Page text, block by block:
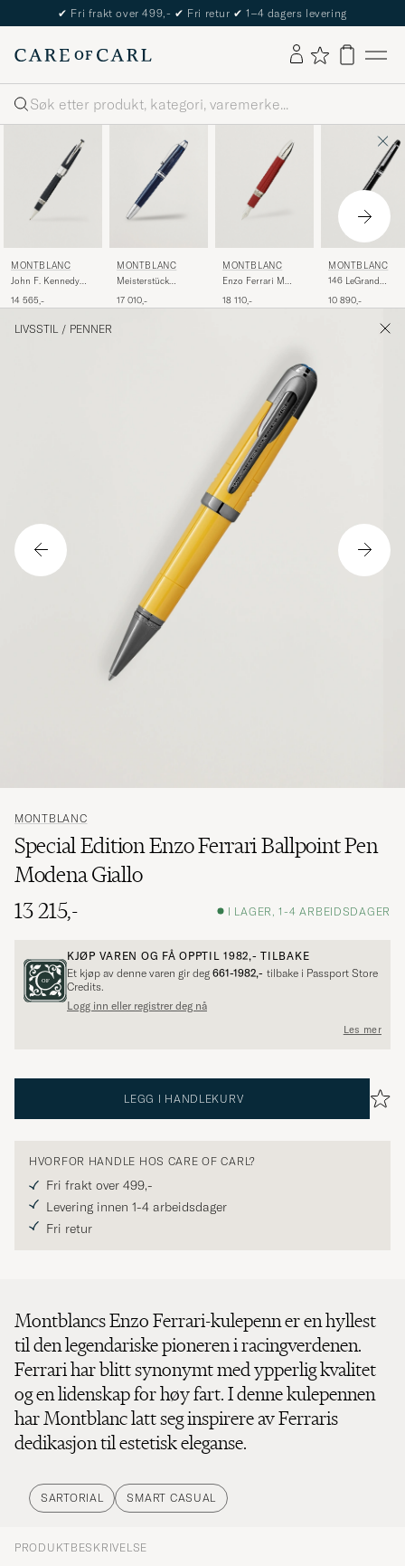
✔ Fri frakt over 499,- ✔ Fri retur ✔ 1–4 dagers levering
Søk
MONTBLANC
John F. Kennedy
Rollerball Blue
14 565,-
MONTBLANC
Meisterstück
LeGrand F Blue
17 010,-
MONTBLANC
Enzo Ferrari M
18 110,-
MONTBLANC
146 LeGrand
Fountain Pen
10 890,-
LIVSSTIL / PENNER
MONTBLANC
Special Edition Enzo Ferrari Ballpoint Pen
Modena Giallo
13 215,-
I LAGER, 1-4 ARBEIDSDAGER
KJØP VAREN OG FÅ OPPTIL1982,- TILBAKE
Et kjøp av denne varen gir deg 661-1982,- tilbake i Passport Store
Credits.
Logg inn eller registrer deg nå
Les mer
LEGG I HANDLEKURV
HVORFOR HANDLE HOS CARE OF CARL?
Fri frakt over 499,-
Levering innen 1-4 arbeidsdager
Fri retur
Montblancs Enzo Ferrari-kulepenn er en hyllest
til den legendariske pioneren i racingverdenen.
Ferrari har blitt synonymt med ypperlig kvalitet
og en lidenskap for høy fart. I denne kulepennen
har Montblanc latt seg inspirere av Ferraris
dedikasjon til estetisk eleganse.
SARTORIAL SMART CASUAL
PRODUKTBESKRIVELSE